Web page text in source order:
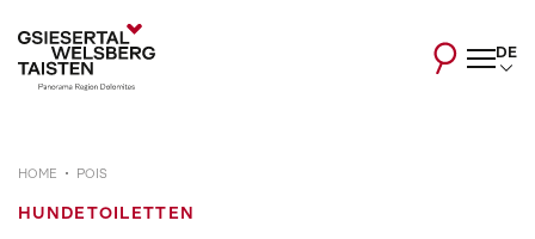
DE
HOME POIS
HUNDETOILETTEN